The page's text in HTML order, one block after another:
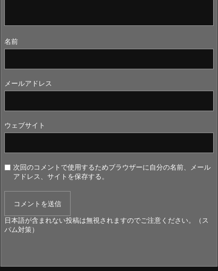
名前
メールアドレス
ウェブサイト
次回のコメントで使用するためブラウザーに自分の名前、メール
アドレス、サイトを保存する。
日本語が含まれない投稿は無視されますのでご注意ください。（ス
パム対策）